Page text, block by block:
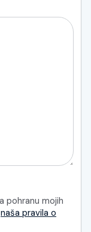
pohranu mojih
naša pravila o